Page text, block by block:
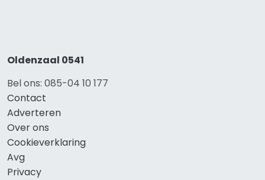
Oldenzaal 0541
Bel ons: 085-04 10 177
Contact
Adverteren
Over ons
Cookieverklaring
Avg
Privacy